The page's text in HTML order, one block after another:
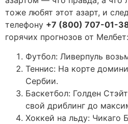
тоже любят этот азарт, и
телефону +7 (800) 707-01-
горячих прогнозов от Мелбет:
Футбол: Ливерпуль
Теннис: На корте
Сербии.
Баскетбол: Голден
свой дриблинг до
Хоккей на льду: Чикаго